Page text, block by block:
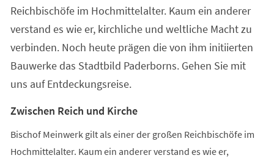
Reichbischöfe im Hochmittelalter. Kaum ein anderer
verstand es wie er, kirchliche und weltliche Macht zu
verbinden. Noch heute prägen die von ihm initiierten
Bauwerke das Stadtbild Paderborns. Gehen Sie mit
uns auf Entdeckungsreise.
Zwischen Reich und Kirche
Bischof Meinwerk gilt als einer der großen Reichbischöfe im
Hochmittelalter. Kaum ein anderer verstand es wie er,